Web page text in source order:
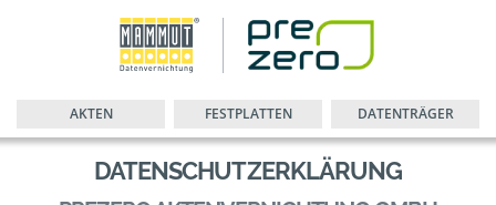
AKTEN FESTPLATTEN DATENTRÄGER
DATENSCHUTZERKLÄRUNG